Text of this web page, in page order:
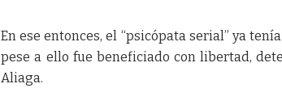
En ese entonces, el “psicópata serial” ya
pese a ello fue beneficiado con libertad,
Aliaga.